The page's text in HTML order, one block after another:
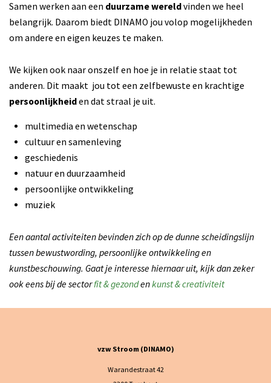
Samen werken aan een duurzame wereldvinden we heel
belangrijk. Daarom biedt DINAMO jou volop mogelijkheden
om andere en eigen keuzes te maken.
We kijken ook naar onszelf en hoe je in relatie staat tot
anderen. Dit maakt jou tot een zelfbewuste en krachtige
persoonlijkheiden dat straal je uit.
multimedia en wetenschap
cultuur en samenleving
geschiedenis
natuur en duurzaamheid
persoonlijke ontwikkeling
muziek
Een aantal activiteiten bevinden zich op de dunne scheidingslijn
tussen bewustwording, persoonlijke ontwikkeling en
kunstbeschouwing. Gaat je interesse hiernaar uit, kijk dan zeker
ook eens bij de sectorfit & gezondenkunst & creativiteit
vzw Stroom (DINAMO)
Warandestraat 42